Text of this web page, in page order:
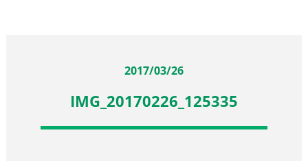
2017/03/26
IMG_20170226_125335